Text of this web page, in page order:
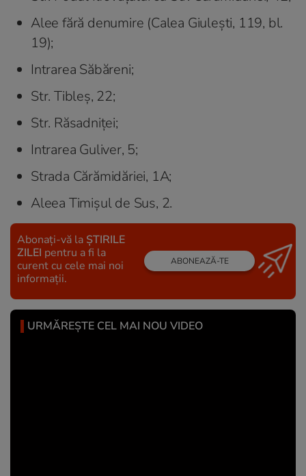
Alee fără denumire (Calea Giulești, 119, bl.
19);
Intrarea Săbăreni;
Str. Tibleș, 22;
Str. Răsadniței;
Intrarea Guliver, 5;
Strada Cărămidăriei, 1A;
Aleea Timișul de Sus, 2.
Abonați-vă la ȘTIRILE
ZILEI pentru a fi la
curent cu cele mai noi
informații.
ABONEAZĂ-TE
URMĂREȘTE CEL MAI NOU VIDEO